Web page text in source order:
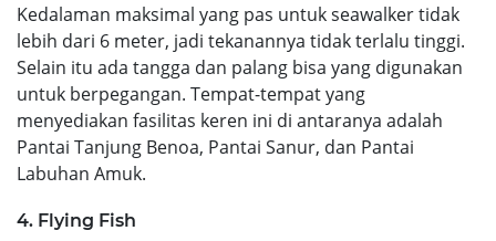
Kedalaman maksimal yang pas untuk seawalker tidak
lebih dari 6 meter, jadi tekanannya tidak terlalu tinggi.
Selain itu ada tangga dan palang bisa yang digunakan
untuk berpegangan. Tempat-tempat yang
menyediakan fasilitas keren ini di antaranya adalah
Pantai Tanjung Benoa, Pantai Sanur, dan Pantai
Labuhan Amuk.
4. Flying Fish